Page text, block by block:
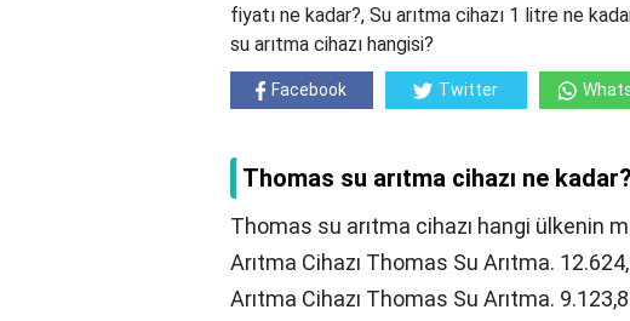
fiyatı ne kadar?, Su arıtma cihazı 1 litre ne
su arıtma cihazı hangisi?
Facebook Twitter
Thomas su arıtma cihazı ne kadar?
Thomas su arıtma cihazı hangi ülkenin
Arıtma Cihazı Thomas Su Arıtma.
Arıtma Cihazı Thomas Su Arıtma.